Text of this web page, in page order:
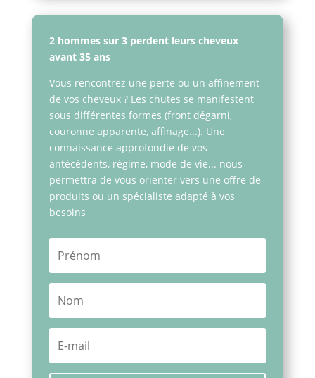
2 hommes sur 3 perdent leurs cheveux
avant 35 ans
Vous rencontrez une perte ou un affinement
de vos cheveux ? Les chutes se manifestent
sous différentes formes (front dégarni,
couronne apparente, affinage...). Une
connaissance approfondie de vos
antécédents, régime, mode de vie... nous
permettra de vous orienter vers une offre de
produits ou un spécialiste adapté à vos
besoins